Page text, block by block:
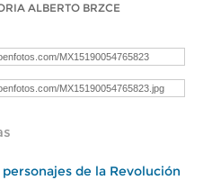
ALBERTO BRZCE
de la Revolución